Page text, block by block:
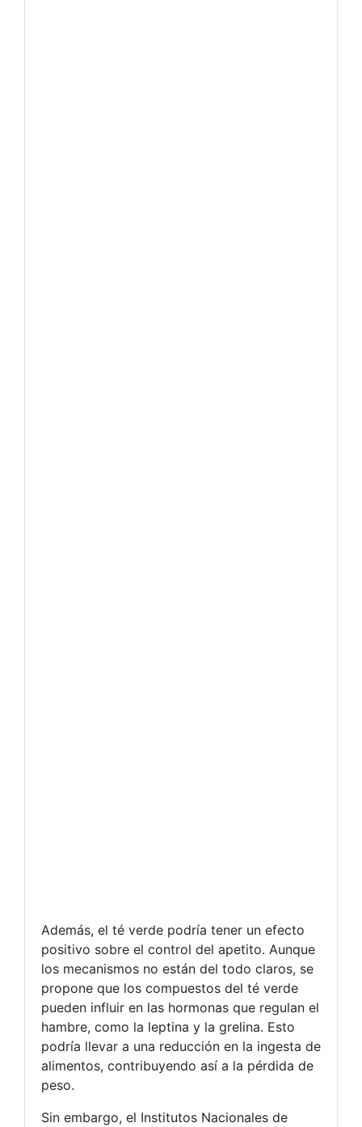
Además, el té verde podría tener un efecto
positivo sobre el control del apetito. Aunque
los mecanismos no están del todo claros, se
propone que los compuestos del té verde
pueden influir en las hormonas que regulan el
hambre, como la leptina y la grelina. Esto
podría llevar a una reducción en la ingesta de
alimentos, contribuyendo así a la pérdida de
peso.
Sin embargo, el Institutos Nacionales de